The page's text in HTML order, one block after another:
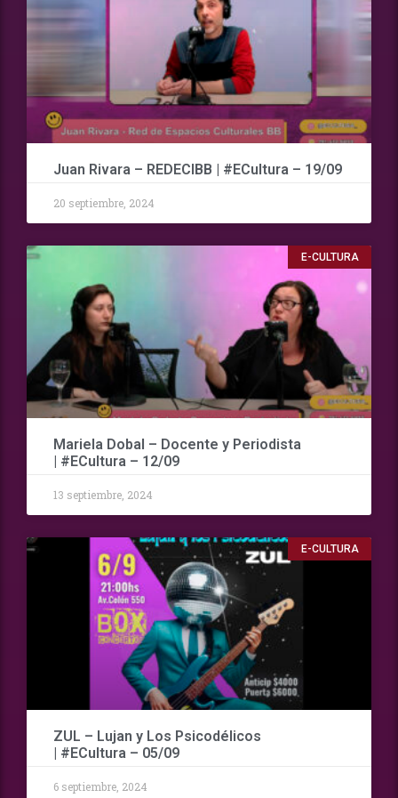
Juan Rivara – REDECIBB | #ECultura – 19/09
20 septiembre, 2024
E-CULTURA
Mariela Dobal – Docente y Periodista
| #ECultura – 12/09
13 septiembre, 2024
E-CULTURA
ZUL – Lujan y Los Psicodélicos
| #ECultura – 05/09
6 septiembre, 2024